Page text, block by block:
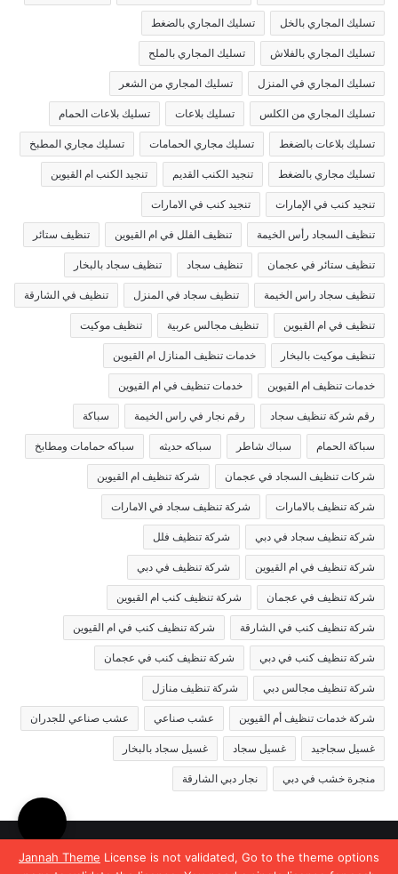
Jannah Theme License is not validated, Go to the theme options
تسليك المجاري بالخل تسليك المجاري بالضغط
تسليك المجاري بالفلاش تسليك المجاري بالملح
تسليك المجاري في المنزل تسليك المجاري من الشعر
تسليك المجاري من الكلس تسليك بلاعات تسليك بلاعات الحمام
تسليك بلاعات بالضغط تسليك مجاري الحمامات تسليك مجاري المطبخ
تسليك مجاري بالضغط تنجيد الكنب القديم تنجيد الكنب ام القيوين
تنجيد كنب في الإمارات تنجيد كنب في الامارات
تنظيف السجاد رأس الخيمة تنظيف الفلل في ام القيوين تنظيف ستائر
تنظيف ستائر في عجمان تنظيف سجاد تنظيف سجاد بالبخار
تنظيف سجاد راس الخيمة تنظيف سجاد في المنزل تنظيف في الشارقة
تنظيف في ام القيوين تنظيف مجالس عربية تنظيف موكيت
تنظيف موكيت بالبخار خدمات تنظيف المنازل ام القيوين
خدمات تنظيف ام القيوين خدمات تنظيف في ام القيوين
رقم شركة تنظيف سجاد رقم نجار في راس الخيمة سباكة
سباكة الحمام سباك شاطر سباكه حديثه سباكه حمامات ومطابخ
شركات تنظيف السجاد في عجمان شركة تنظيف ام القيوين
شركة تنظيف بالامارات شركة تنظيف سجاد في الامارات
شركة تنظيف سجاد في دبي شركة تنظيف فلل
شركة تنظيف في ام القيوين شركة تنظيف في دبي
شركة تنظيف في عجمان شركة تنظيف كنب ام القيوين
شركة تنظيف كنب في الشارقة شركة تنظيف كنب في ام القيوين
شركة تنظيف كنب في دبي شركة تنظيف كنب في عجمان
شركة تنظيف مجالس دبي شركة تنظيف منازل
شركة خدمات تنظيف أم القيوين عشب صناعي عشب صناعي للجدران
غسيل سجاجيد غسيل سجاد غسيل سجاد بالبخار
منجرة خشب في دبي نجار دبي الشارقة
© حقوق النشر 2026، جميع الحقوق محفوظة | Jannah News الثيم